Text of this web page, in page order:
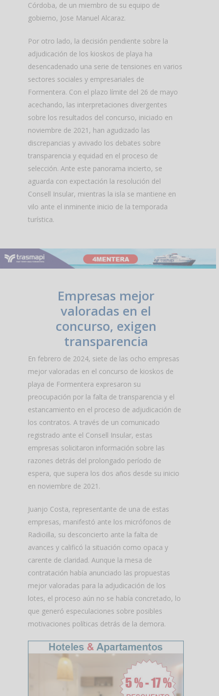
Córdoba, de un miembro de su equipo de
gobierno, Jose Manuel Alcaraz.
Por otro lado, la decisión pendiente sobre la
adjudicación de los kioskos de playa ha
desencadenado una serie de tensiones en varios
sectores sociales y empresariales de
Formentera. Con el plazo límite del 26 de mayo
acechando, las interpretaciones divergentes
sobre los resultados del concurso, iniciado en
noviembre de 2021, han agudizado las
discrepancias y avivado los debates sobre
transparencia y equidad en el proceso de
selección. Ante este panorama incierto, se
aguarda con expectación la resolución del
Consell Insular, mientras la isla se mantiene en
vilo ante el inminente inicio de la temporada
turística.
Empresas mejor
valoradas en el
concurso, exigen
transparencia
En febrero de 2024, siete de las ocho empresas
mejor valoradas en el concurso de kioskos de
playa de Formentera expresaron su
preocupación por la falta de transparencia y el
estancamiento en el proceso de adjudicación de
los contratos. A través de un comunicado
registrado ante el Consell Insular, estas
empresas solicitaron información sobre las
razones detrás del prolongado período de
espera, que supera los dos años desde su inicio
en noviembre de 2021.
Juanjo Costa, representante de una de estas
empresas, manifestó ante los micrófonos de
Radioilla, su desconcierto ante la falta de
avances y calificó la situación como opaca y
carente de claridad. Aunque la mesa de
contratación había anunciado las propuestas
mejor valoradas para la adjudicación de los
lotes, el proceso aún no se había concretado, lo
que generó especulaciones sobre posibles
motivaciones políticas detrás de la demora.